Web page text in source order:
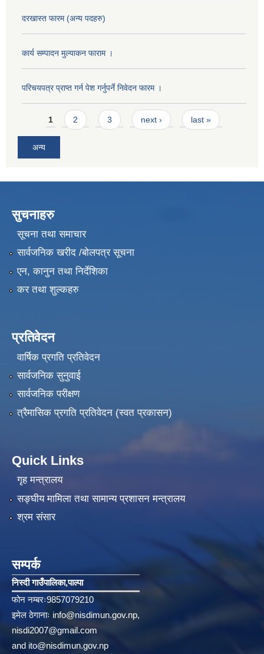
दरखास्त फारम (अन्य पदहरु)
कार्य सम्पादन मुल्याक‌न फाराम ।
परिचयपत्र प्राप्त गर्न पेश गर्नुपर्ने निवेदन फारम ।
Pages
1 2 3 next › last »
अन्य
सुचनाहरु
सूचना तथा समाचार
सार्वजनिक खरीद /बोलपत्र सूचना
एन, कानुन तथा निर्देशिका
कर तथा शुल्कहरु
प्रतिवेदन
वार्षिक प्रगति प्रतिवेदन
सार्वजनिक सुनुवाई
सार्वजनिक परीक्षण
त्रैमासिक प्रगति प्रतिवेदन (स्वत प्रकासन)
Quick Links
गृह मन्त्रालय
सङ्‍घीय मामिला तथा सामान्य प्रशासन मन्त्रालय
श्रम संसार
सम्पर्क
निस्दी गाउँपालिका‚पाल्पा
फोन नम्बरः9857079210
इमेल ठेगानाः info@nisdimun.gov.np,
nisdi2007@gmail.com
and ito@nisdimun.gov.np